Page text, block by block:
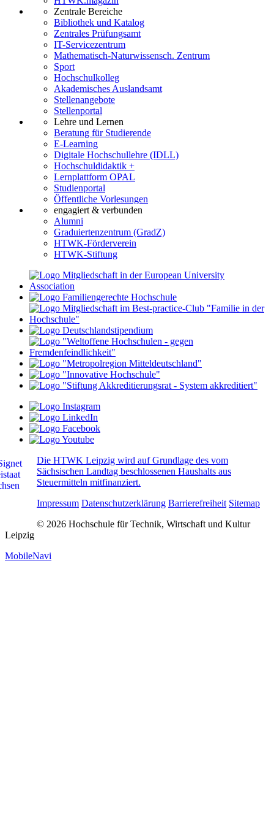
Zentrale Bereiche
Bibliothek und Katalog
Zentrales Prüfungsamt
IT-Servicezentrum
Mathematisch-Naturwissensch. Zentrum
Sport
Hochschulkolleg
Akademisches Auslandsamt
Stellenangebote
Stellenportal
Lehre und Lernen
Beratung für Studierende
E-Learning
Digitale Hochschullehre (IDLL)
Hochschuldidaktik +
Lernplattform OPAL
Studienportal
Öffentliche Vorlesungen
engagiert & verbunden
Alumni
Graduiertenzentrum (GradZ)
HTWK-Förderverein
HTWK-Stiftung
Die HTWK Leipzig wird auf Grundlage des vom
Sächsischen Landtag beschlossenen Haushalts aus
Steuermitteln mitfinanziert.
Impressum Datenschutzerklärung Barrierefreiheit Sitemap
© 2026 Hochschule für Technik, Wirtschaft und Kultur
Leipzig
MobileNavi